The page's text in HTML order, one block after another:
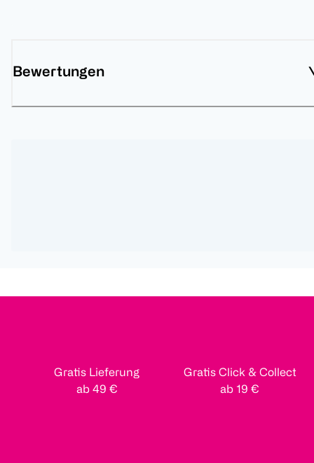
Bewertungen
Gratis Lieferung
ab 49 €
Gratis Click & Collect
ab 19 €